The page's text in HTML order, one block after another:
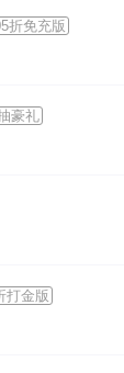
折免充版
豪礼
打金版